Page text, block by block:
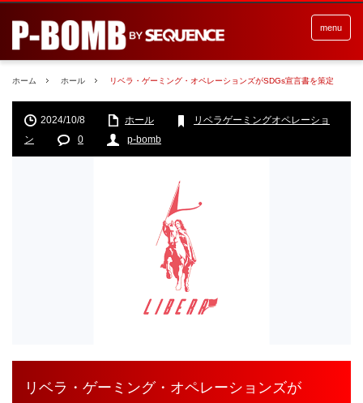
menu
ホーム ホール リベラ・ゲーミング・オペレーションズがSDGs宣言書を策定
2024/10/8 ホール
リベラゲーミングオペレーショ
ン
0 p-bomb
リベラ・ゲーミング・オペレーションズが